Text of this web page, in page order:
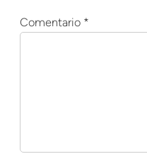
Comentario *